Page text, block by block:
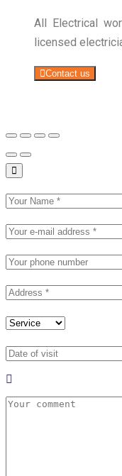
All Electrical
licensed
Contact us